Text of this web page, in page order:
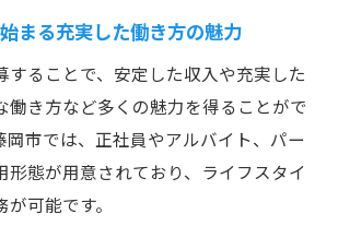
成長できる環境と支援制度の魅力
がリーダーを目指すための心得
が叶う警備の現実
集で叶うシフト自由な働き方とは
実現するワークライフバランスの
まる充実した働き方の魅力
することで、安定した収入や充実した
働き方など多くの魅力を得ることがで
岡市では、正社員やアルバイト、パー
形態が用意されており、ライフスタイ
可能です。